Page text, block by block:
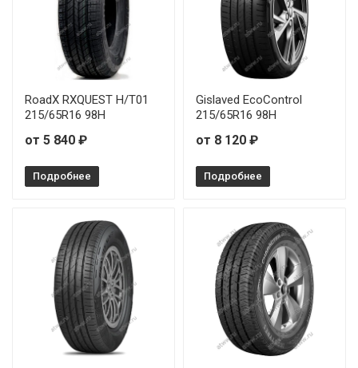
RoadX RXQUEST H/T01
215/65R16 98H
от 5 840 ₽
Подробнее
Gislaved EcoControl
215/65R16 98H
от 8 120 ₽
Подробнее